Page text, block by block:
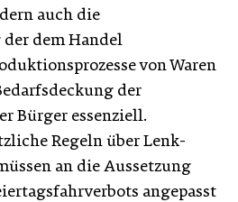
auch die
dem Handel
von Waren
der
Bürger essenziell.
Regeln über Lenk-
an die Aussetzung
angepasst